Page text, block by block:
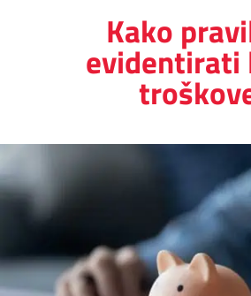
Kako
evidentirati